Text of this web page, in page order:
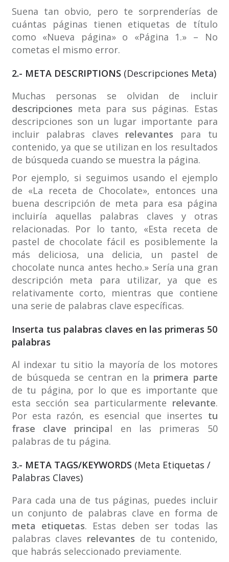
Suena tan obvio, pero te sorprenderías de
cuántas páginas tienen etiquetas de título
como «Nueva página» o «Página 1.» – No
cometas el mismo error.
2.- META DESCRIPTIONS (Descripciones Meta)
Muchas personas se olvidan de incluir
descripciones meta para sus páginas. Estas
descripciones son un lugar importante para
incluir palabras claves relevantes para tu
contenido, ya que se utilizan en los resultados
de búsqueda cuando se muestra la página.
Por ejemplo, si seguimos usando el ejemplo
de «La receta de Chocolate», entonces una
buena descripción de meta para esa página
incluiría aquellas palabras claves y otras
relacionadas. Por lo tanto, «Esta receta de
pastel de chocolate fácil es posiblemente la
más deliciosa, una delicia, un pastel de
chocolate nunca antes hecho.» Sería una gran
descripción meta para utilizar, ya que es
relativamente corto, mientras que contiene
una serie de palabras clave específicas.
Inserta tus palabras claves en las primeras 50
palabras
Al indexar tu sitio la mayoría de los motores
de búsqueda se centran en la primera parte
de tu página, por lo que es importante que
esta sección sea particularmente relevante.
Por esta razón, es esencial que insertes tu
frase clave principal en las primeras 50
palabras de tu página.
3.- META TAGS/KEYWORDS (Meta Etiquetas /
Palabras Claves)
Para cada una de tus páginas, puedes incluir
un conjunto de palabras clave en forma de
meta etiquetas. Estas deben ser todas las
palabras claves relevantes de tu contenido,
que habrás seleccionado previamente.